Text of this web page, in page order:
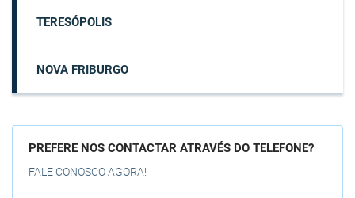
TERESÓPOLIS
NOVA FRIBURGO
PREFERE NOS CONTACTAR ATRAVÉS DO TELEFONE?
FALE CONOSCO AGORA!